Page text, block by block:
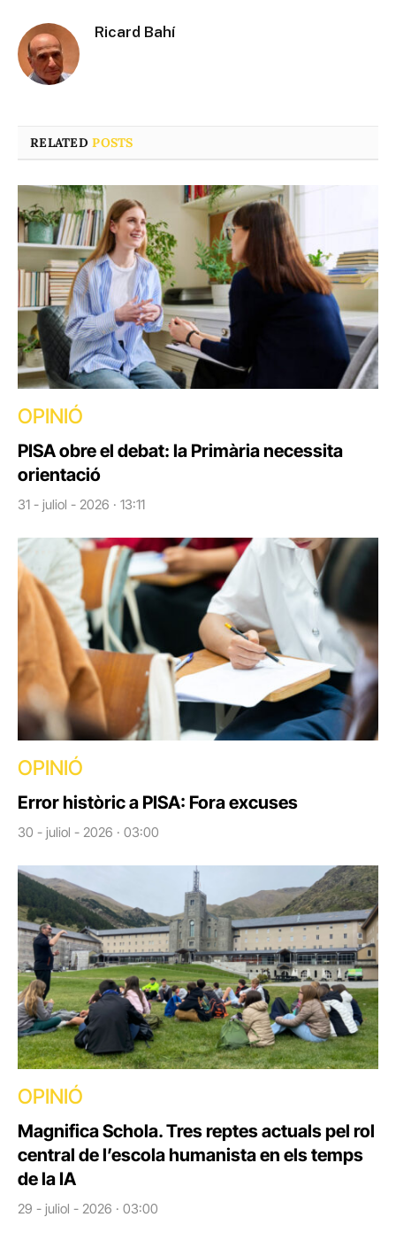
Ricard Bahí
RELATEDPOSTS
OPINIÓ
PISA obre el debat: la Primària necessita
orientació
31 - juliol - 2026 · 13:11
OPINIÓ
Error històric a PISA: Fora excuses
30 - juliol - 2026 · 03:00
OPINIÓ
Magnifica Schola. Tres reptes actuals pel rol
central de l’escola humanista en els temps
de la IA
29 - juliol - 2026 · 03:00